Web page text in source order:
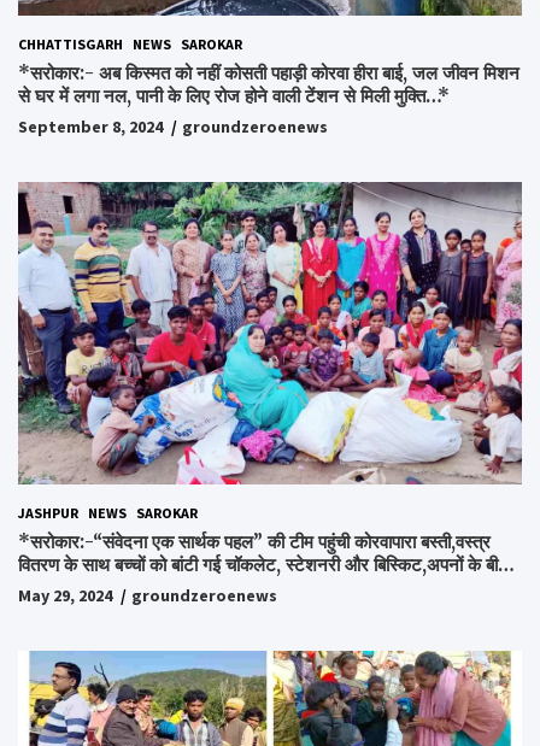
CHHATTISGARH NEWS SAROKAR
*सरोकार:- अब किस्मत को नहीं कोसती पहाड़ी कोरवा हीरा बाई, जल जीवन मिशन
से घर में लगा नल, पानी के लिए रोज होने वाली टेंशन से मिली मुक्ति…*
September 8, 2024 groundzeroenews
JASHPUR NEWS SAROKAR
*सरोकार:-“संवेदना एक सार्थक पहल” की टीम पहुंची कोरवापारा बस्ती,वस्त्र
वितरण के साथ बच्चों को बांटी गई चॉकलेट, स्टेशनरी और बिस्किट,अपनों के बीच
अपनों को पाकर भाव विभोर हुए लोग,संवेदना समूह के संस्थापक स्व.विश्वबंधु को
किया गया याद,समाजसेवी और समूह के लोगों ने रखी अपनी राय,कहा स्व.शर्मा के
May 29, 2024 groundzeroenews